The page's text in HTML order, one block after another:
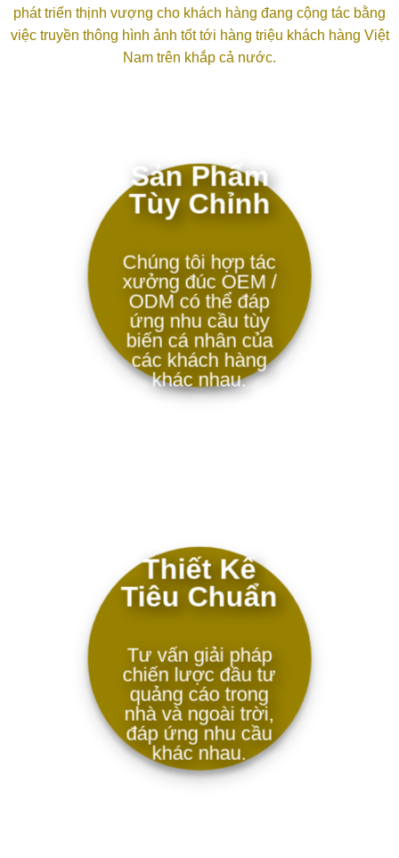
phát triển thịnh vượng cho khách hàng đang cộng tác bằng
việc truyền thông hình ảnh tốt tới hàng triệu khách hàng Việt
Nam trên khắp cả nước.
Sản Phẩm
Tùy Chỉnh
Chúng tôi hợp tác
xưởng đúc OEM /
ODM có thể đáp
ứng nhu cầu tùy
biến cá nhân của
các khách hàng
khác nhau.
Thiết Kế
Tiêu Chuẩn
Tư vấn giải pháp
chiến lược đầu tư
quảng cáo trong
nhà và ngoài trời,
đáp ứng nhu cầu
khác nhau.